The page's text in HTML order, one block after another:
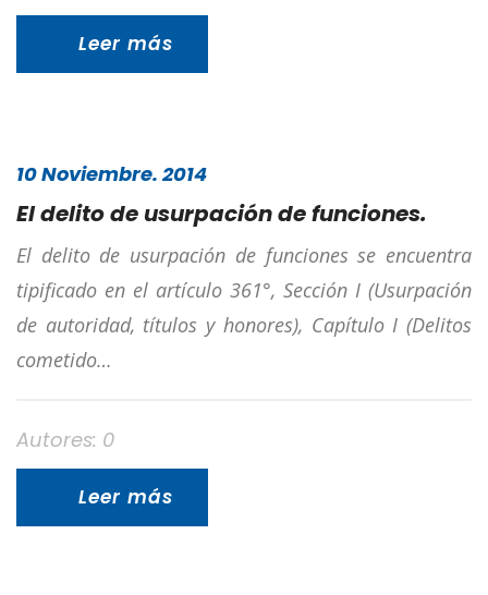
Leer más
10 Noviembre. 2014
El delito de usurpación de funciones.
El delito de usurpación de funciones se encuentra
tipificado en el artículo 361°, Sección I (Usurpación
de autoridad, títulos y honores), Capítulo I (Delitos
cometido…
Autores: 0
Leer más